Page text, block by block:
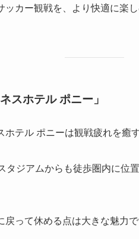
ッカー観戦を、より快適に楽
スホテル ポニー」
テル ポニーは観戦疲れを癒
タジアムからも徒歩圏内に位
って休める点は大きな魅力で